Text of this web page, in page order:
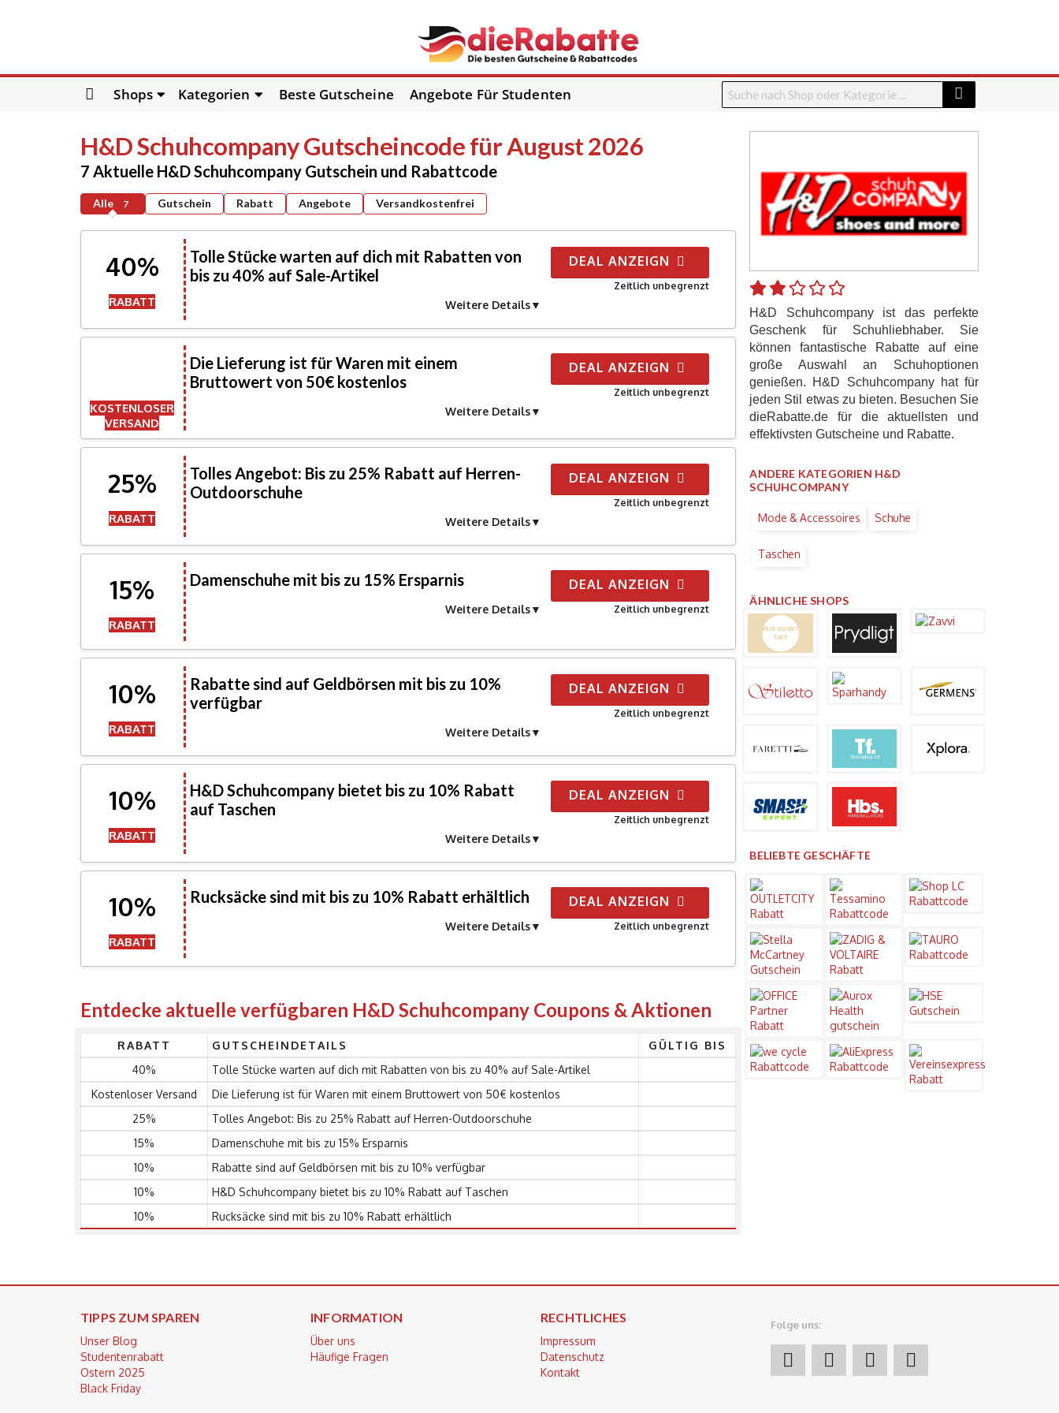
Skip
to
Shops Kategorien Beste Gutscheine Angebote Für Studenten
H&D SchuhcompanyGutscheincode für August 2026
7 Aktuelle H&D Schuhcompany Gutschein und Rabattcode
Alle 7 Gutschein Rabatt Angebote Versandkostenfrei
40%
RABATT
Tolle Stücke warten auf dich mit Rabatten von
bis zu 40% auf Sale-Artikel
Weitere Details
DEAL ANZEIGN
Zeitlich unbegrenzt
KOSTENLOSER
VERSAND
Die Lieferung ist für Waren mit einem
Bruttowert von 50€ kostenlos
Weitere Details
DEAL ANZEIGN
Zeitlich unbegrenzt
25%
RABATT
Tolles Angebot: Bis zu 25% Rabatt auf Herren-
Outdoorschuhe
Weitere Details
DEAL ANZEIGN
Zeitlich unbegrenzt
15%
RABATT
Damenschuhe mit bis zu 15% Ersparnis
Weitere Details
DEAL ANZEIGN
Zeitlich unbegrenzt
10%
RABATT
Rabatte sind auf Geldbörsen mit bis zu 10%
verfügbar
Weitere Details
DEAL ANZEIGN
Zeitlich unbegrenzt
10%
RABATT
H&D Schuhcompany bietet bis zu 10% Rabatt
auf Taschen
Weitere Details
DEAL ANZEIGN
Zeitlich unbegrenzt
10%
RABATT
Rucksäcke sind mit bis zu 10% Rabatt erhältlich
Weitere Details
DEAL ANZEIGN
Zeitlich unbegrenzt
Entdecke aktuelle verfügbaren H&D Schuhcompany Coupons & Aktionen
RABATT GUTSCHEINDETAILS
GÜLTIG BIS
40%
Tolle Stücke warten auf dich mit Rabatten von bis zu 40% auf Sale-Artikel
Kostenloser Versand
Die Lieferung ist für Waren mit einem Bruttowert von 50€ kostenlos
25%
Tolles Angebot: Bis zu 25% Rabatt auf Herren-Outdoorschuhe
15%
Damenschuhe mit bis zu 15% Ersparnis
10%
Rabatte sind auf Geldbörsen mit bis zu 10% verfügbar
10%
H&D Schuhcompany bietet bis zu 10% Rabatt auf Taschen
10%
Rucksäcke sind mit bis zu 10% Rabatt erhältlich
H&D Schuhcompany ist das perfekte
Geschenk für Schuhliebhaber. Sie
können fantastische Rabatte auf eine
große Auswahl an Schuhoptionen
genießen. H&D Schuhcompany hat für
jeden Stil etwas zu bieten. Besuchen Sie
dieRabatte.de für die aktuellsten und
effektivsten Gutscheine und Rabatte.
ANDERE KATEGORIEN H&D
SCHUHCOMPANY
Mode & Accessoires Schuhe
Taschen
ÄHNLICHE SHOPS
BELIEBTE GESCHÄFTE
TIPPS ZUM SPAREN
Unser Blog
Studentenrabatt
Ostern 2025
Black Friday
INFORMATION
Über uns
Häufige Fragen
RECHTLICHES
Impressum
Datenschutz
Kontakt
Folge uns: